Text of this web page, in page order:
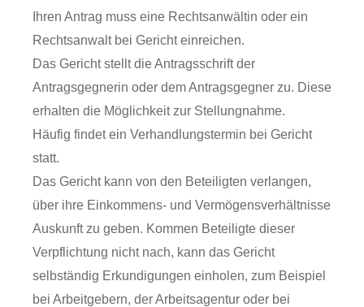
Ihren Antrag muss eine Rechtsanwältin oder ein
Rechtsanwalt bei Gericht einreichen.
Das Gericht stellt die Antragsschrift der
Antragsgegnerin oder dem Antragsgegner zu. Diese
erhalten die Möglichkeit zur Stellungnahme.
Häufig findet ein Verhandlungstermin bei Gericht
statt.
Das Gericht kann von den Beteiligten verlangen,
über ihre Einkommens- und Vermögensverhältnisse
Auskunft zu geben. Kommen Beteiligte dieser
Verpflichtung nicht nach, kann das Gericht
selbständig Erkundigungen einholen, zum Beispiel
bei Arbeitgebern, der Arbeitsagentur oder bei